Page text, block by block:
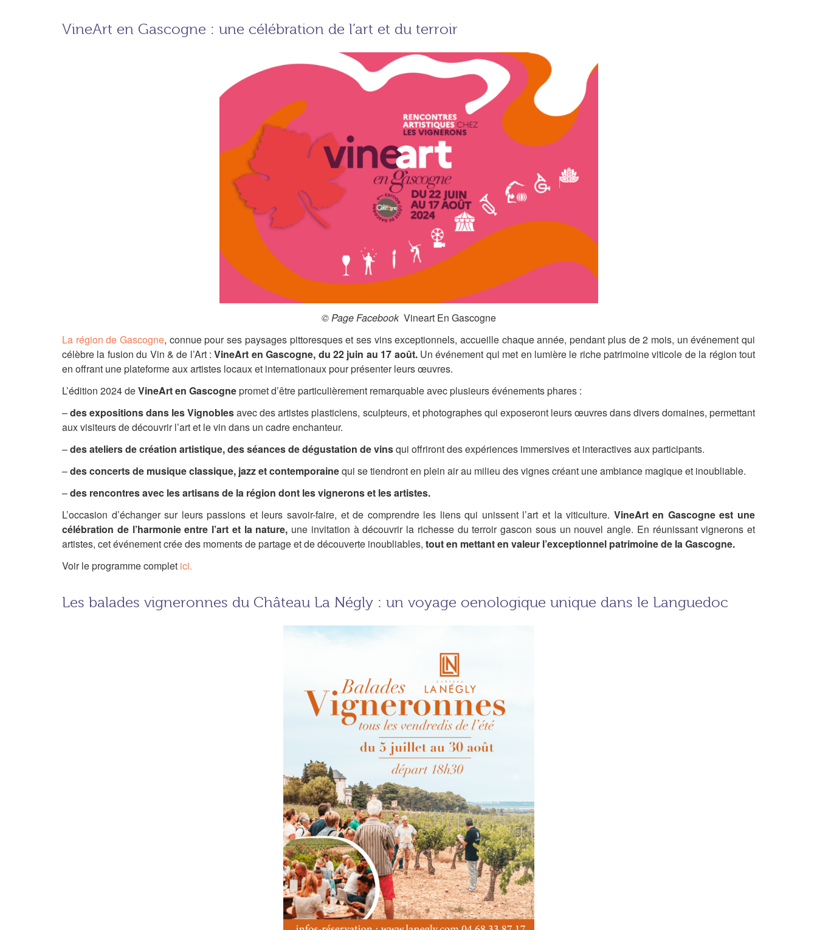
VineArt en Gascogne : une célébration de l’art et du terroir
© Page Facebook Vineart En Gascogne
La région de Gascogne, connue pour ses paysages pittoresques et ses vins exceptionnels, accueille chaque année, pendant plus de 2 mois, un événement qui
célèbre la fusion du Vin & de l’Art :VineArt en Gascogne, du 22 juin au 17 août.Un événement qui met en lumière le riche patrimoine viticole de la région tout
en offrant une plateforme aux artistes locaux et internationaux pour présenter leurs œuvres.
L’édition 2024 deVineArt en Gascognepromet d’être particulièrement remarquable avec plusieurs événements phares :
–des expositions dans les Vignoblesavec des artistes plasticiens, sculpteurs, et photographes qui exposeront leurs œuvres dans divers domaines, permettant
aux visiteurs de découvrir l’art et le vin dans un cadre enchanteur.
–des ateliers de création artistique, des séances de dégustation de vinsqui offriront des expériences immersives et interactives aux participants.
–des concerts de musique classique, jazz et contemporainequi se tiendront en plein air au milieu des vignes créant une ambiance magique et inoubliable.
–des rencontres avec les artisans de la région dont les vignerons et les artistes.
L’occasion d’échanger sur leurs passions et leurs savoir-faire, et de comprendre les liens qui unissent l’art et la viticulture. VineArt en Gascogne est une
célébration de l’harmonie entre l’art et la nature, une invitation à découvrir la richesse du terroir gascon sous un nouvel angle. En réunissant vignerons et
artistes, cet événement crée des moments de partage et de découverte inoubliables, tout en mettant en valeur l’exceptionnel patrimoine de la Gascogne.
Voir le programme complet ici.
Les balades vigneronnes du Château La Négly : un voyage oenologique unique dans le Languedoc